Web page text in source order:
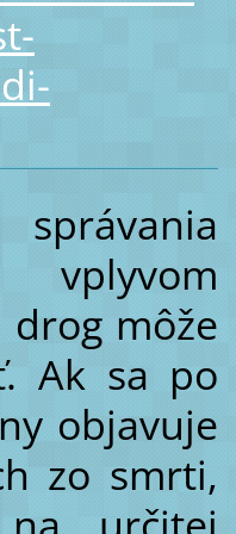
vplyvom
môže
Ak sa po
objavuje
zo smrti,